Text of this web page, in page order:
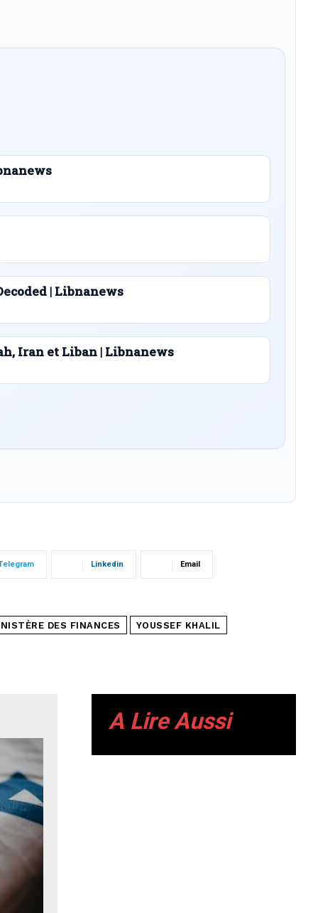
| Libnanews
Iran et Liban | Libnanews
Linkedin Email
DES FINANCES YOUSSEF KHALIL
A Lire Aussi